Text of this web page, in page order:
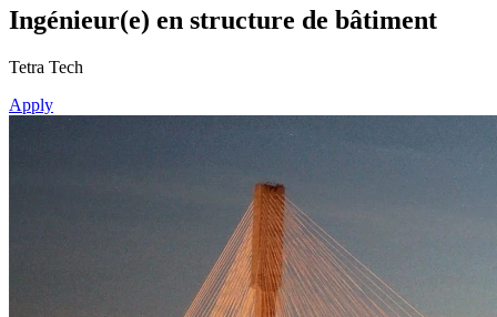
Ingénieur(e) en structure de bâtiment
Tetra Tech
Apply